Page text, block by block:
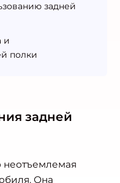
задней
неотъемлемая
Она
задней
и
полки